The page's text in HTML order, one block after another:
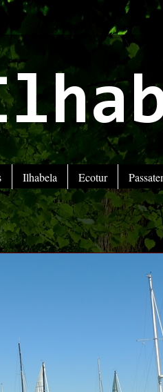
Ilhabela Ecotur